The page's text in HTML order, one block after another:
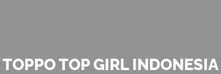
TOPPO TOP GIRL INDONESIA